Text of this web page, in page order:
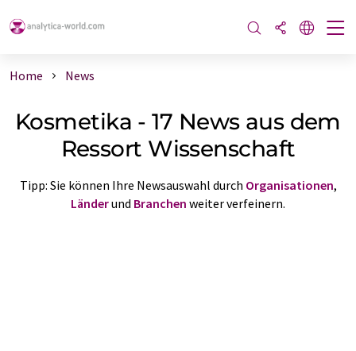
Home News
Kosmetika - 17 News aus dem
Ressort Wissenschaft
Tipp: Sie können Ihre Newsauswahl durch Organisationen,
Länderund Branchen weiter verfeinern.